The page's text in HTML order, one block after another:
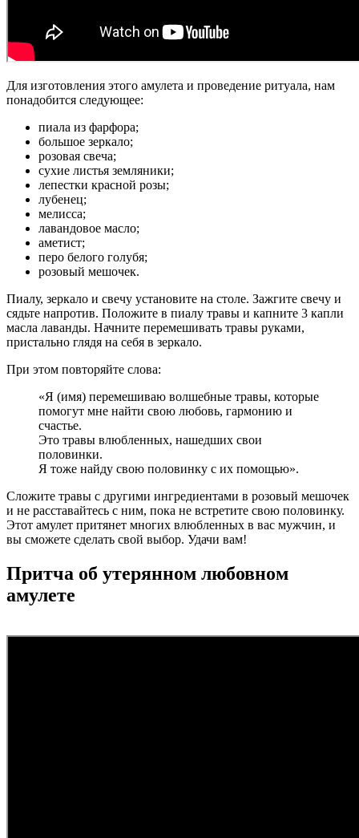
Для изготовления этого амулета и проведение ритуала, нам
понадобится следующее:
пиала из фарфора;
большое зеркало;
розовая свеча;
сухие листья земляники;
лепестки красной розы;
лубенец;
мелисса;
лавандовое масло;
аметист;
перо белого голубя;
розовый мешочек.
Пиалу, зеркало и свечу установите на столе. Зажгите свечу и
сядьте напротив. Положите в пиалу травы и капните 3 капли
масла лаванды. Начните перемешивать травы руками,
пристально глядя на себя в зеркало.
При этом повторяйте слова:
«Я (имя) перемешиваю волшебные травы, которые
помогут мне найти свою любовь, гармонию и
счастье.
Это травы влюбленных, нашедших свои
половинки.
Я тоже найду свою половинку с их помощью».
Сложите травы с другими ингредиентами в розовый мешочек
и не расставайтесь с ним, пока не встретите свою половинку.
Этот амулет притянет многих влюбленных в вас мужчин, и
вы сможете сделать свой выбор. Удачи вам!
Притча об утерянном любовном
амулете